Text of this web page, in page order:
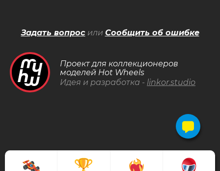
Проект для коллекционеров
моделей Hot Wheels
Идея и разработка - linkor.studio
Задать вопросили Сообщить об ошибке